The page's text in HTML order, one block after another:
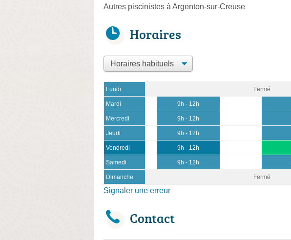
Autres piscinistes à Argenton-sur-Creuse
Horaires
Lundi Fermé
Mardi 9h - 12h
Mercredi 9h - 12h
Jeudi 9h - 12h
Vendredi 9h - 12h
Samedi 9h - 12h
Dimanche Fermé
Signaler une erreur
Contact